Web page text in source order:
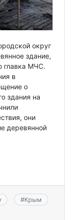
округ
здание,
главка МЧС.
в
о
здания на
они
деревянной
#Крым